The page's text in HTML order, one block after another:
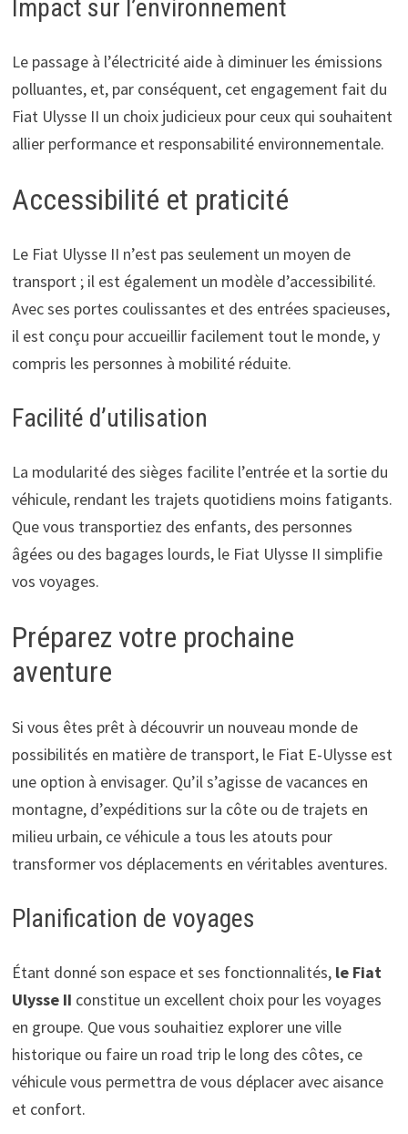
Impact sur l’environnement
Le passage à l’électricité aide à diminuer les émissions
polluantes, et, par conséquent, cet engagement fait du
Fiat Ulysse II un choix judicieux pour ceux qui souhaitent
allier performance et responsabilité environnementale.
Accessibilité et praticité
Le Fiat Ulysse II n’est pas seulement un moyen de
transport ; il est également un modèle d’accessibilité.
Avec ses portes coulissantes et des entrées spacieuses,
il est conçu pour accueillir facilement tout le monde, y
compris les personnes à mobilité réduite.
Facilité d’utilisation
La modularité des sièges facilite l’entrée et la sortie du
véhicule, rendant les trajets quotidiens moins fatigants.
Que vous transportiez des enfants, des personnes
âgées ou des bagages lourds, le Fiat Ulysse II simplifie
vos voyages.
Préparez votre prochaine
aventure
Si vous êtes prêt à découvrir un nouveau monde de
possibilités en matière de transport, le Fiat E-Ulysse est
une option à envisager. Qu’il s’agisse de vacances en
montagne, d’expéditions sur la côte ou de trajets en
milieu urbain, ce véhicule a tous les atouts pour
transformer vos déplacements en véritables aventures.
Planification de voyages
Étant donné son espace et ses fonctionnalités, le Fiat
Ulysse II constitue un excellent choix pour les voyages
en groupe. Que vous souhaitiez explorer une ville
historique ou faire un road trip le long des côtes, ce
véhicule vous permettra de vous déplacer avec aisance
et confort.